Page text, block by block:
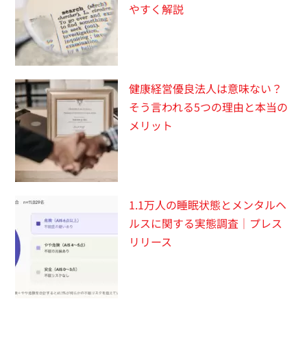
やすく解説
健康経営優良法人は意味ない？
そう言われる5つの理由と本当の
メリット
1.1万人の睡眠状態とメンタルヘ
ルスに関する実態調査｜プレス
リリース